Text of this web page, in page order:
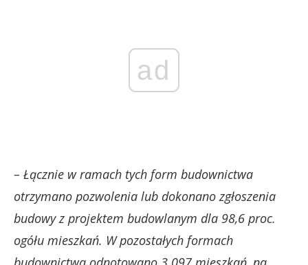
ad
– Łącznie w ramach tych form budownictwa
otrzymano pozwolenia lub dokonano zgłoszenia
budowy z projektem budowlanym dla 98,6 proc.
ogółu mieszkań. W pozostałych formach